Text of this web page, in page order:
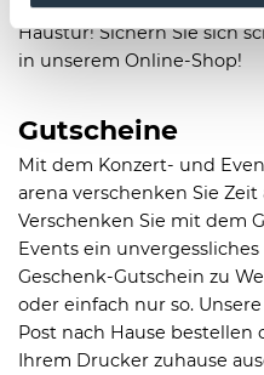
Star! Erleben Sie
Haustür! Sichern Sie sich
in unserem Online-Shop!
Gutscheine
Mit dem Konzert- und
arena verschenken Sie
Verschenken Sie mit dem
Events ein
Geschenk-Gutschein zu
oder einfach nur so.
Post nach Hause
Ihrem Drucker zuhause